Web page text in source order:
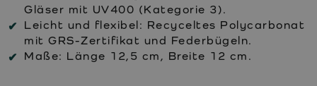
Gläser mit UV400 (Kategorie 3).
Leicht und flexibel: Recyceltes Polycarbonat
mit GRS-Zertifikat und Federbügeln.
Maße: Länge 12,5 cm, Breite 12 cm.